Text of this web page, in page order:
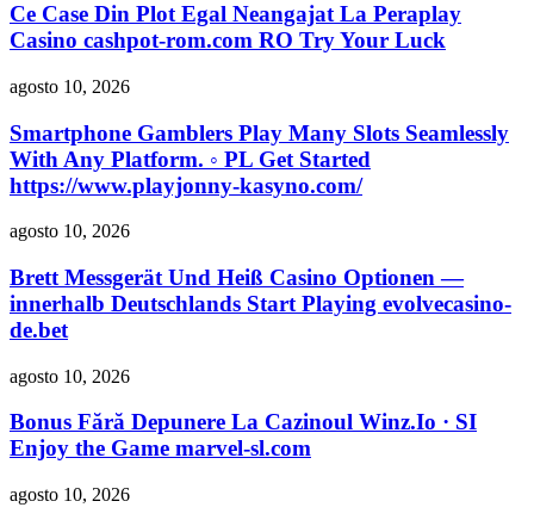
Ce Case Din Plot Egal Neangajat La Peraplay
Casino cashpot-rom.com RO Try Your Luck
agosto 10, 2026
Smartphone Gamblers Play Many Slots Seamlessly
With Any Platform. ◦ PL Get Started
https://www.playjonny-kasyno.com/
agosto 10, 2026
Brett Messgerät Und Heiß Casino Optionen —
innerhalb Deutschlands Start Playing evolvecasino-
de.bet
agosto 10, 2026
Bonus Fără Depunere La Cazinoul Winz.Io · SI
Enjoy the Game marvel-sl.com
agosto 10, 2026